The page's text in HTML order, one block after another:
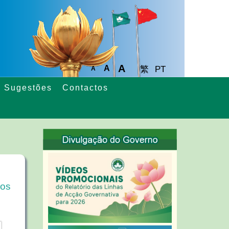
A A A 繁 PT
Sugestões Contactos